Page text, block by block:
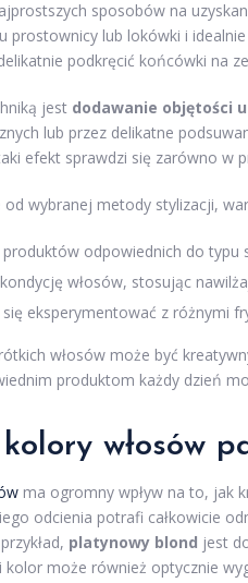
sposobów na
prostownicy lub lokówki i
podkręcić końcówki na
jest dodawanie objętości
lub przez delikatne
efekt sprawdzi się zarówno w
od wybranej metody stylizacji,
produktów odpowiednich do typu
włosów, stosując
eksperymentować z różnymi
włosów może być
produktom każdy dzień
kolory włosów
ma ogromny wpływ na to, jak
odcienia potrafi całkowicie
platynowy blond jest
kolor może również optycznie